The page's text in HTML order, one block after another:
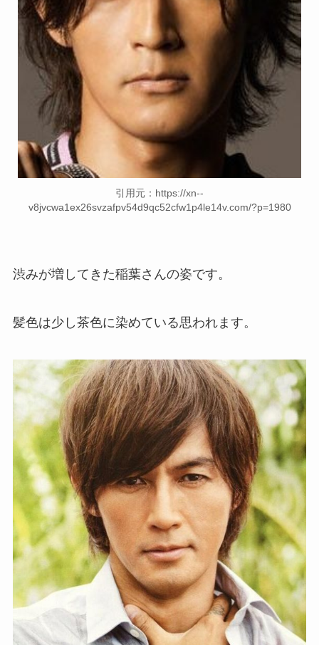
引用元：https://xn--
v8jvcwa1ex26svzafpv54d9qc52cfw1p4le14v.com/?p=1980
渋みが増してきた稲葉さんの姿です。
髪色は少し茶色に染めている思われます。